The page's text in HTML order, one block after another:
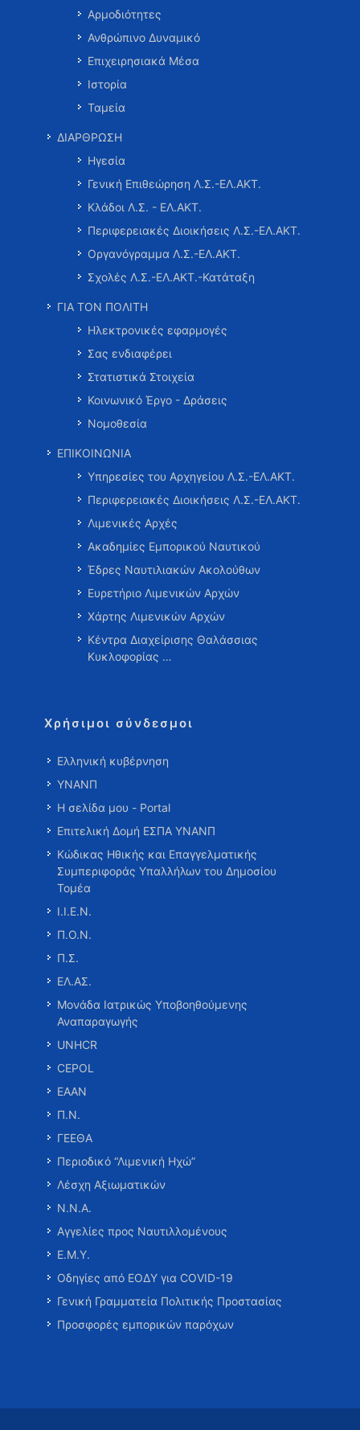
Αρμοδιότητες
Ανθρώπινο Δυναμικό
Επιχειρησιακά Μέσα
Ιστορία
Ταμεία
ΔΙΑΡΘΡΩΣΗ
Ηγεσία
Γενική Επιθεώρηση Λ.Σ.-ΕΛ.ΑΚΤ.
Κλάδοι Λ.Σ. - ΕΛ.ΑΚΤ.
Περιφερειακές Διοικήσεις Λ.Σ.-ΕΛ.ΑΚΤ.
Οργανόγραμμα Λ.Σ.-ΕΛ.ΑΚΤ.
Σχολές Λ.Σ.-ΕΛ.ΑΚΤ.-Κατάταξη
ΓΙΑ ΤΟΝ ΠΟΛΙΤΗ
Ηλεκτρονικές εφαρμογές
Σας ενδιαφέρει
Στατιστικά Στοιχεία
Κοινωνικό Έργο - Δράσεις
Νομοθεσία
ΕΠΙΚΟΙΝΩΝΙΑ
Υπηρεσίες του Αρχηγείου Λ.Σ.-ΕΛ.ΑΚΤ.
Περιφερειακές Διοικήσεις Λ.Σ.-ΕΛ.ΑΚΤ.
Λιμενικές Αρχές
Ακαδημίες Εμπορικού Ναυτικού
Έδρες Ναυτιλιακών Ακολούθων
Ευρετήριο Λιμενικών Αρχών
Χάρτης Λιμενικών Αρχών
Κέντρα Διαχείρισης Θαλάσσιας
Κυκλοφορίας …
Χρήσιμοι σύνδεσμοι
Ελληνική κυβέρνηση
ΥΝΑΝΠ
Η σελίδα μου - Portal
Επιτελική Δομή ΕΣΠΑ ΥΝΑΝΠ
Κώδικας Ηθικής και Επαγγελματικής
Συμπεριφοράς Υπαλλήλων του Δημοσίου
Τομέα
Ι.Ι.Ε.Ν.
Π.Ο.Ν.
Π.Σ.
ΕΛ.ΑΣ.
Μονάδα Ιατρικώς Υποβοηθούμενης
Αναπαραγωγής
UNHCR
CEPOL
ΕΑΑΝ
Π.Ν.
ΓΕΕΘΑ
Περιοδικό “Λιμενική Ηχώ”
Λέσχη Αξιωματικών
Ν.Ν.Α.
Αγγελίες προς Ναυτιλλομένους
Ε.Μ.Υ.
Οδηγίες από ΕΟΔΥ για COVID-19
Γενική Γραμματεία Πολιτικής Προστασίας
Προσφορές εμπορικών παρόχων